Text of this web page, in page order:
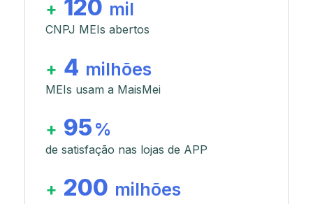
+ 120 mil
CNPJ MEIs abertos
+ 4 milhões
MEIs usam a MaisMei
+ 95 %
de satisfação nas lojas de APP
+ 200 milhões